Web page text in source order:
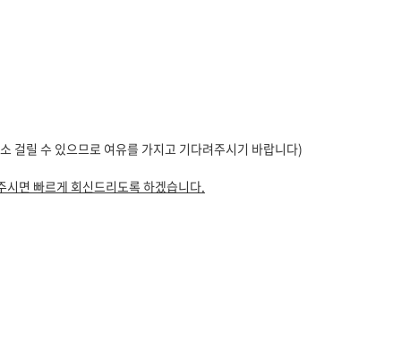
걸릴 수 있으므로 여유를 가지고 기다려주시기 바랍니다)
면 빠르게 회신드리도록 하겠습니다.